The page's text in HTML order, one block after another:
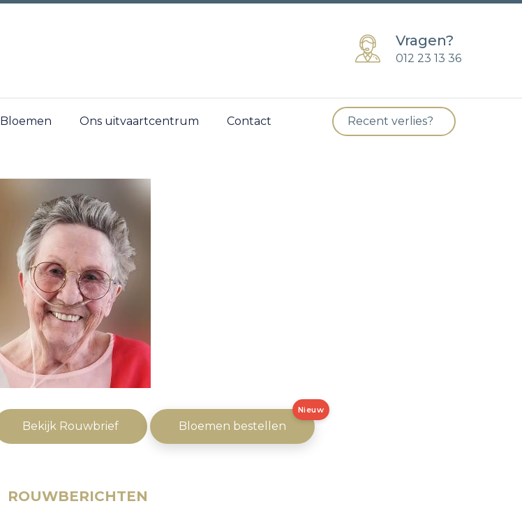
Vragen?
012 23 13 36
Bloemen Ons uitvaartcentrum Contact Recent verlies?
Bekijk Rouwbrief Bloemen bestellen
Nieuw
ROUWBERICHTEN